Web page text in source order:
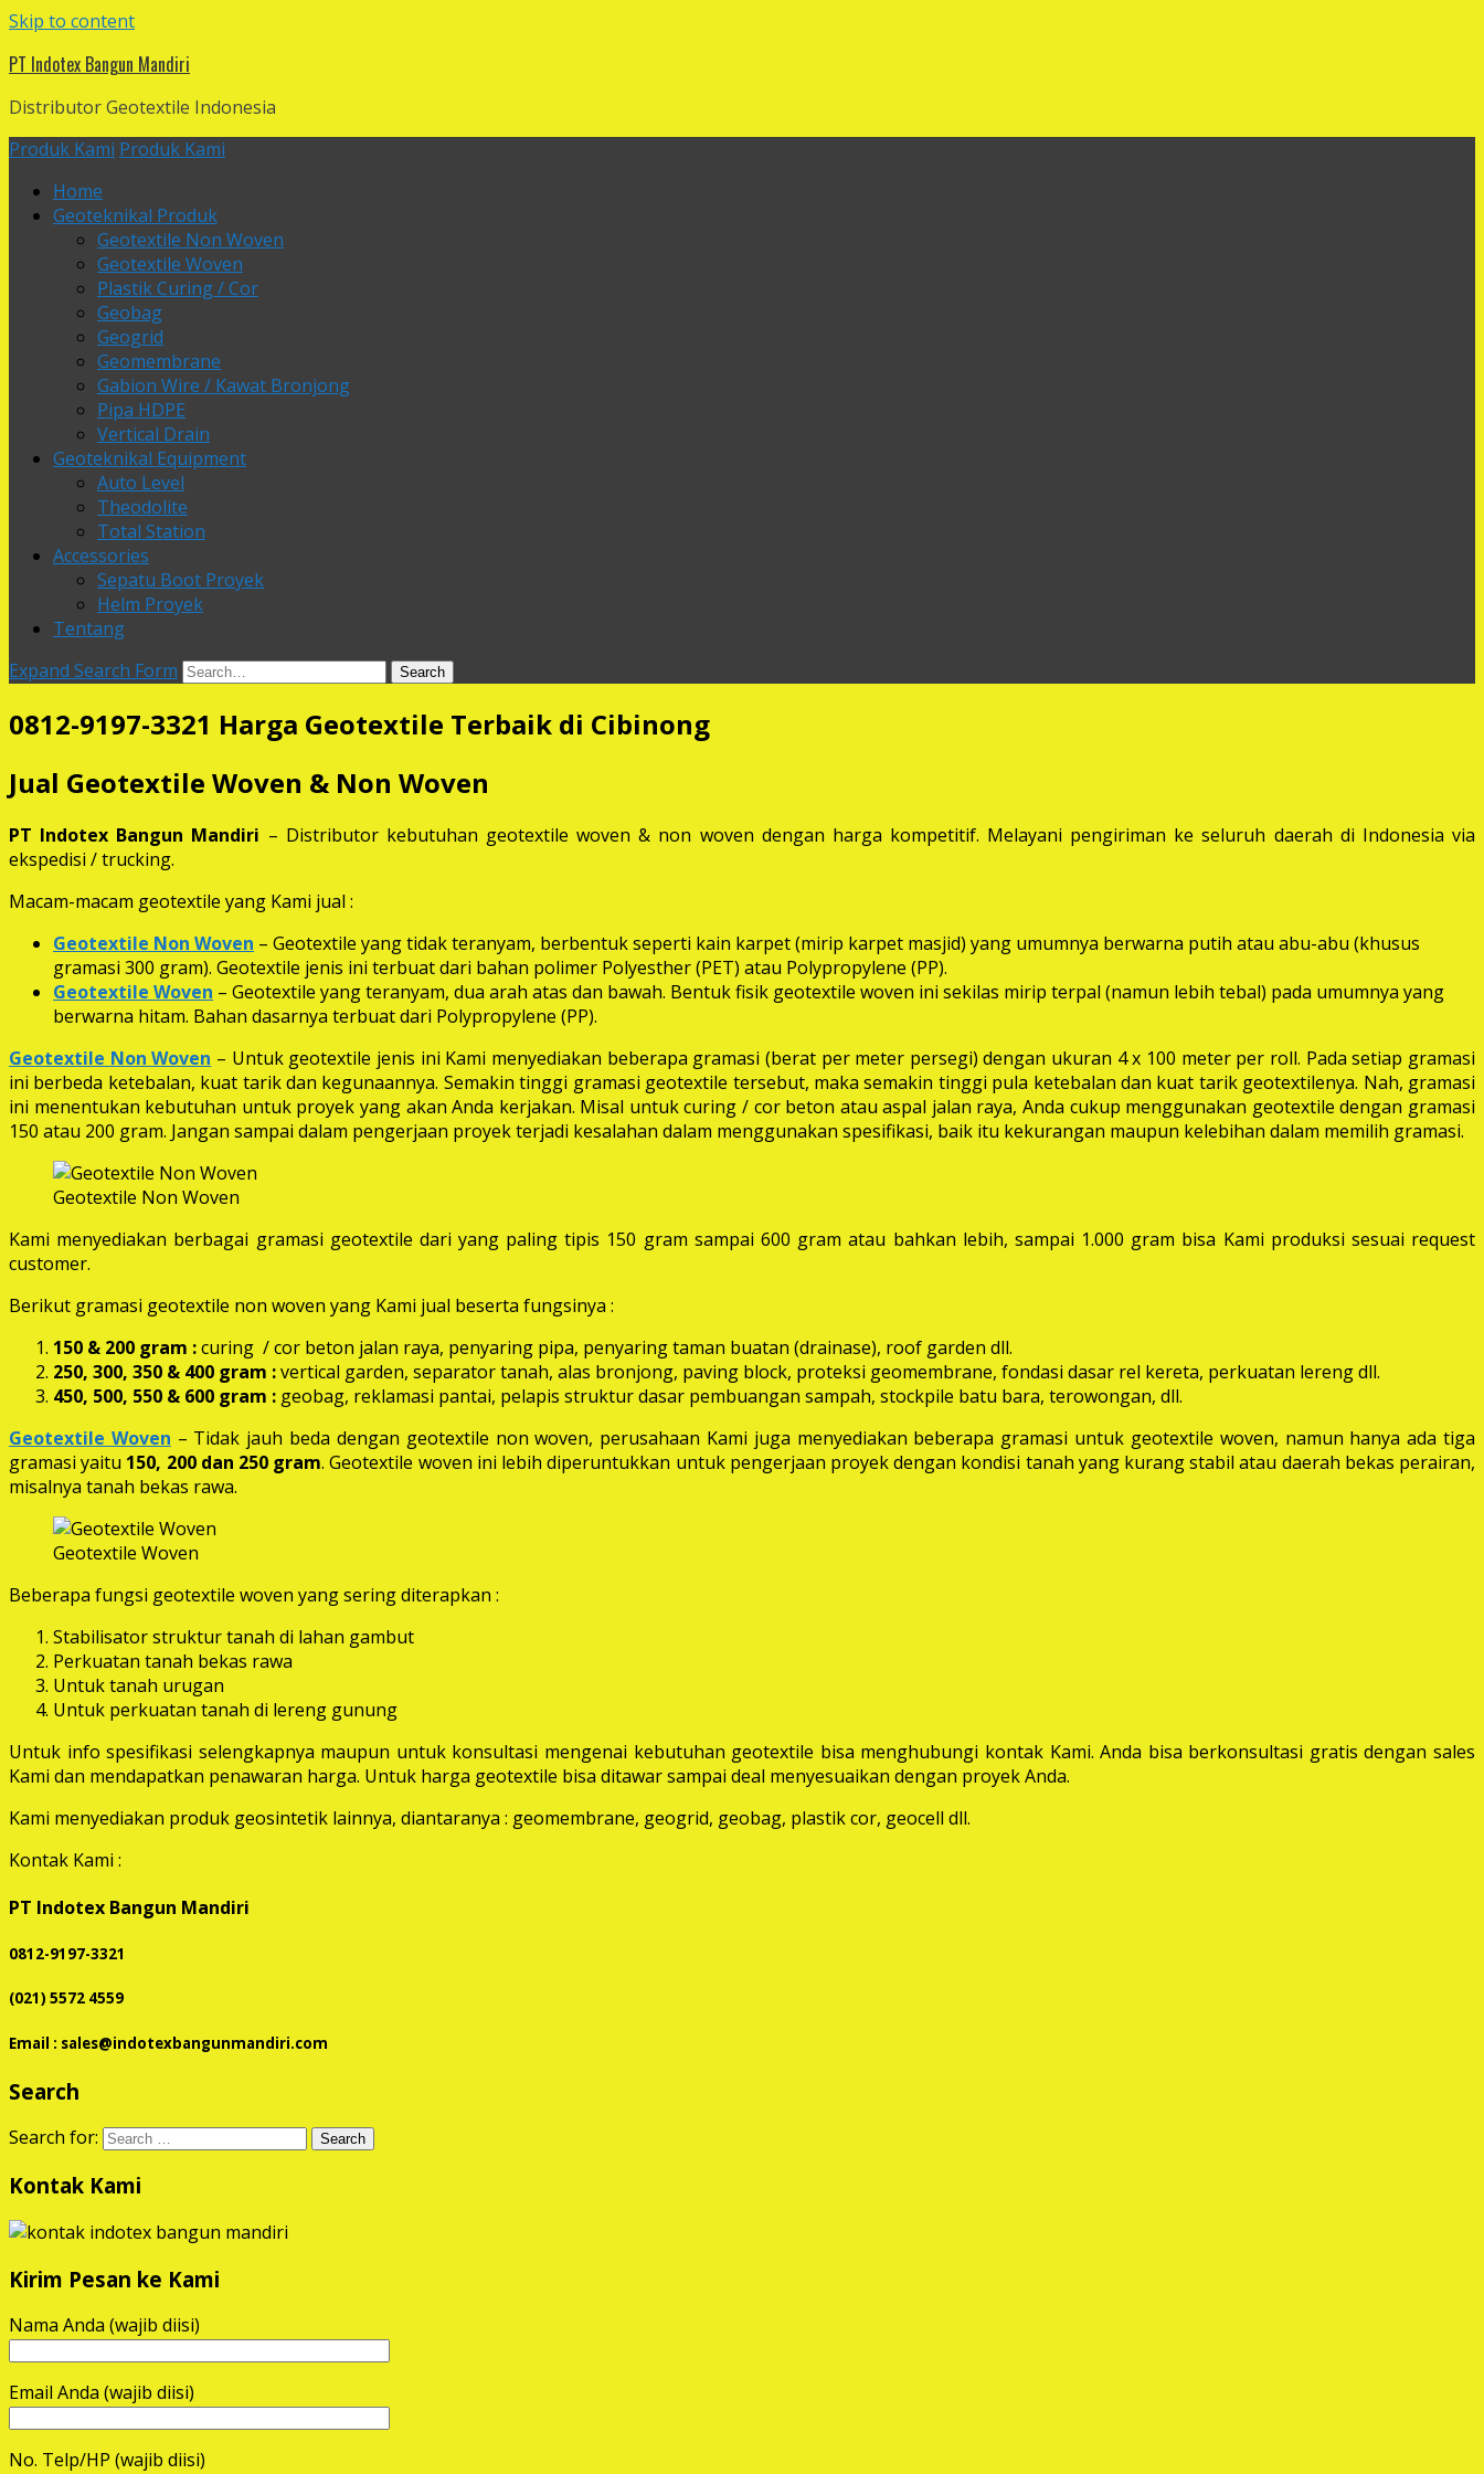
Skip to content
PT Indotex Bangun Mandiri
Distributor Geotextile Indonesia
Produk Kami Produk Kami
Home
Geoteknikal Produk
Geotextile Non Woven
Geotextile Woven
Plastik Curing / Cor
Geobag
Geogrid
Geomembrane
Gabion Wire / Kawat Bronjong
Pipa HDPE
Vertical Drain
Geoteknikal Equipment
Auto Level
Theodolite
Total Station
Accessories
Sepatu Boot Proyek
Helm Proyek
Tentang
Expand Search Form
Search
0812-9197-3321 Harga Geotextile Terbaik di Cibinong
Jual Geotextile Woven & Non Woven
PT Indotex Bangun Mandiri – Distributor kebutuhan geotextile woven & non woven dengan harga kompetitif. Melayani pengiriman ke seluruh daerah di Indonesia via
ekspedisi / trucking.
Macam-macam geotextile yang Kami jual :
Geotextile Non Woven – Geotextile yang tidak teranyam, berbentuk seperti kain karpet (mirip karpet masjid) yang umumnya berwarna putih atau abu-abu (khusus
gramasi 300 gram). Geotextile jenis ini terbuat dari bahan polimer Polyesther (PET) atau Polypropylene (PP).
Geotextile Woven – Geotextile yang teranyam, dua arah atas dan bawah. Bentuk fisik geotextile woven ini sekilas mirip terpal (namun lebih tebal) pada umumnya yang
berwarna hitam. Bahan dasarnya terbuat dari Polypropylene (PP).
Geotextile Non Woven – Untuk geotextile jenis ini Kami menyediakan beberapa gramasi (berat per meter persegi) dengan ukuran 4 x 100 meter per roll. Pada setiap gramasi
ini berbeda ketebalan, kuat tarik dan kegunaannya. Semakin tinggi gramasi geotextile tersebut, maka semakin tinggi pula ketebalan dan kuat tarik geotextilenya. Nah, gramasi
ini menentukan kebutuhan untuk proyek yang akan Anda kerjakan. Misal untuk curing / cor beton atau aspal jalan raya, Anda cukup menggunakan geotextile dengan gramasi
150 atau 200 gram. Jangan sampai dalam pengerjaan proyek terjadi kesalahan dalam menggunakan spesifikasi, baik itu kekurangan maupun kelebihan dalam memilih gramasi.
Geotextile Non Woven
Kami menyediakan berbagai gramasi geotextile dari yang paling tipis 150 gram sampai 600 gram atau bahkan lebih, sampai 1.000 gram bisa Kami produksi sesuai request
customer.
Berikut gramasi geotextile non woven yang Kami jual beserta fungsinya :
150 & 200 gram :curing / cor beton jalan raya, penyaring pipa, penyaring taman buatan (drainase), roof garden dll.
250, 300, 350 & 400 gram :vertical garden, separator tanah, alas bronjong, paving block, proteksi geomembrane, fondasi dasar rel kereta, perkuatan lereng dll.
450, 500, 550 & 600 gram : geobag, reklamasi pantai, pelapis struktur dasar pembuangan sampah, stockpile batu bara, terowongan, dll.
Geotextile Woven – Tidak jauh beda dengan geotextile non woven, perusahaan Kami juga menyediakan beberapa gramasi untuk geotextile woven, namun hanya ada tiga
gramasi yaitu 150, 200 dan 250 gram. Geotextile woven ini lebih diperuntukkan untuk pengerjaan proyek dengan kondisi tanah yang kurang stabil atau daerah bekas perairan,
misalnya tanah bekas rawa.
Geotextile Woven
Beberapa fungsi geotextile woven yang sering diterapkan :
Stabilisator struktur tanah di lahan gambut
Perkuatan tanah bekas rawa
Untuk tanah urugan
Untuk perkuatan tanah di lereng gunung
Untuk info spesifikasi selengkapnya maupun untuk konsultasi mengenai kebutuhan geotextile bisa menghubungi kontak Kami. Anda bisa berkonsultasi gratis dengan sales
Kami dan mendapatkan penawaran harga. Untuk harga geotextile bisa ditawar sampai deal menyesuaikan dengan proyek Anda.
Kami menyediakan produk geosintetik lainnya, diantaranya : geomembrane, geogrid, geobag, plastik cor, geocell dll.
Kontak Kami :
PT Indotex Bangun Mandiri
0812-9197-3321
(021) 5572 4559
Email : sales@indotexbangunmandiri.com
Search
Search for:
Kontak Kami
Kirim Pesan ke Kami
Nama Anda (wajib diisi)
Email Anda (wajib diisi)
No. Telp/HP (wajib diisi)